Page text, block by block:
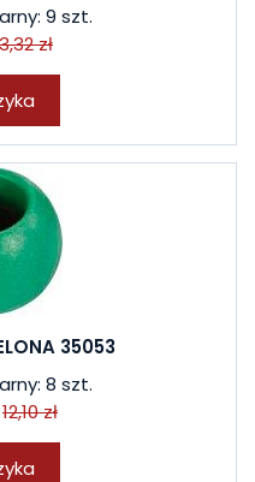
9 szt.
3,32 zł
35053
8 szt.
12,10 zł